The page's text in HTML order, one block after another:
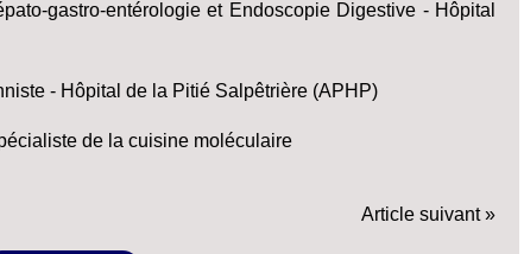
gastro-entérologie et Endoscopie Digestive - Hôpital
- Hôpital de la Pitié Salpêtrière (APHP)
de la cuisine moléculaire
Article suivant »